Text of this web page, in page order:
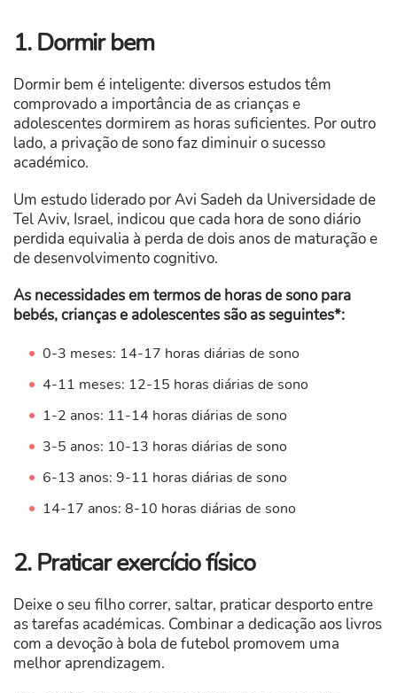
1. Dormir bem
Dormir bem é inteligente: diversos estudos têm
comprovado a importância de as crianças e
adolescentes dormirem as horas suficientes. Por outro
lado, a privação de sono faz diminuir o sucesso
académico.
Um estudo liderado por Avi Sadeh da Universidade de
Tel Aviv, Israel, indicou que cada hora de sono diário
perdida equivalia à perda de dois anos de maturação e
de desenvolvimento cognitivo.
As necessidades em termos de horas de sono para
bebés, crianças e adolescentes são as seguintes*:
0-3 meses: 14-17 horas diárias de sono
4-11 meses: 12-15 horas diárias de sono
1-2 anos: 11-14 horas diárias de sono
3-5 anos: 10-13 horas diárias de sono
6-13 anos: 9-11 horas diárias de sono
14-17 anos: 8-10 horas diárias de sono
2. Praticar exercício físico
Deixe o seu filho correr, saltar, praticar desporto entre
as tarefas académicas. Combinar a dedicação aos livros
com a devoção à bola de futebol promovem uma
melhor aprendizagem.